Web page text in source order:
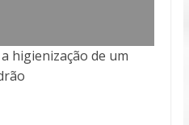
higienização de um